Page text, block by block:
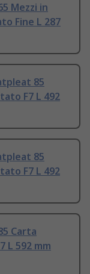
Mezzi in
Fine L 287
85
F7 L 492
85
F7 L 492
Carta
L 592 mm